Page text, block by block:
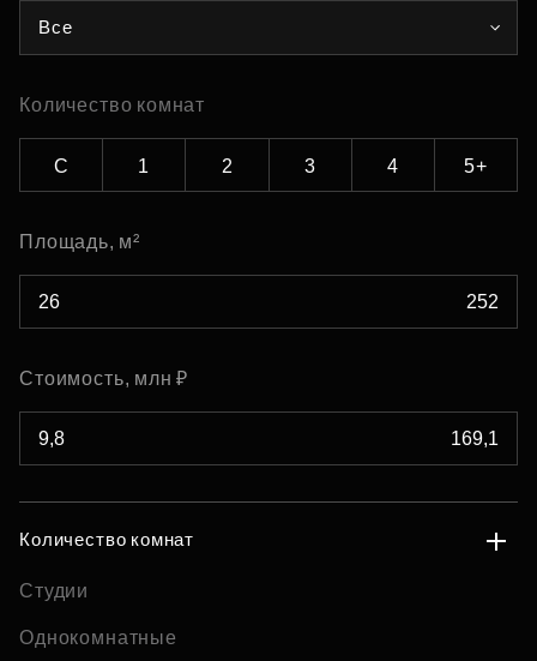
Все
Количество комнат
С 1 2 3 4 5+
Площадь, м²
Стоимость, млн ₽
Количество комнат
Студии
Однокомнатные